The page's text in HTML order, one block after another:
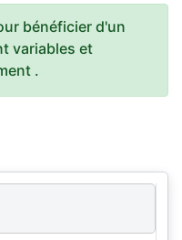
bénéficier d'un
variables et
.